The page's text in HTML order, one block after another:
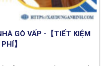
GÒ VẤP -【TIẾT KIỆM
】